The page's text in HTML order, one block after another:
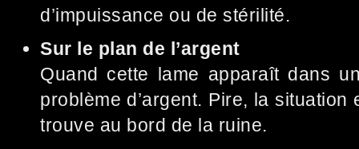
d’impuissance ou de stérilité.
Sur le plan de l’argent
Quand cette lame apparaît dans
problème d’argent. Pire, la
trouve au bord de la ruine.